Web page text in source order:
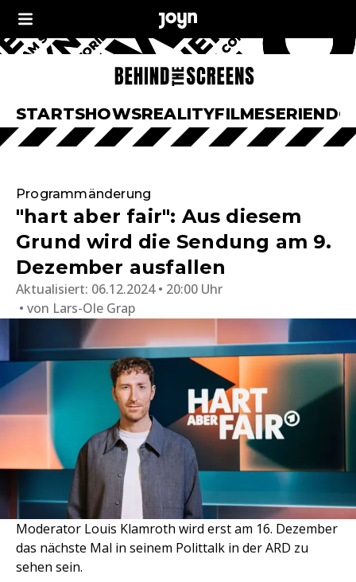
STARTSHOWSREALITYFILMESERIEN
Programmänderung
"hart aber fair": Aus diesem
Grund wird die Sendung am 9.
Dezember ausfallen
Aktualisiert: 06.12.2024 • 20:00 Uhr
von Lars-Ole Grap
Moderator Louis Klamroth wird erst am 16. Dezember
das nächste Mal in seinem Polittalk in der ARD zu
sehen sein.